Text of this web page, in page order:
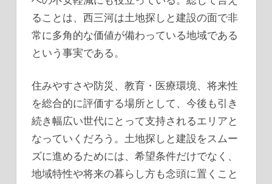
ることは、西三河は土地探しと建設の面で非
常に多角的な価値が備わっている地域である
という事実である。
住みやすさや防災、教育・医療環境、将来性
を総合的に評価する場所として、今後も引き
続き幅広い世代にとって支持されるエリアと
なっていくだろう。土地探しと建設をスムー
ズに進めるためには、希望条件だけでなく、
地域特性や将来の暮らし方も念頭に置くこと